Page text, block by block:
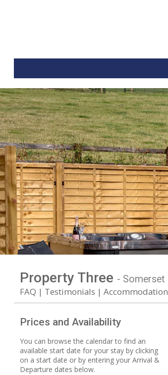
Property Three - Somerset
FAQ Testimonials Accommodation
Prices and Availability
You can browse the calendar to find an
available start date for your stay by clicking
on a start date or by entering your Arrival &
Departure dates below.